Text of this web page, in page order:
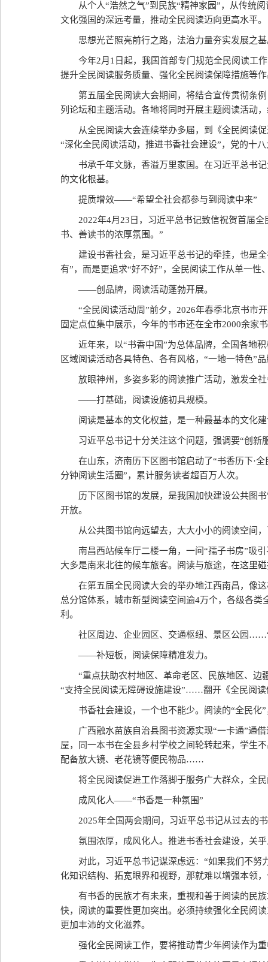
从个人“浩然之气”到民族“精神家园”，从传统
文化强国的深远考量，推动全民阅读迈向更高水平。
思想光芒照亮前行之路，法治力量夯实发展之
今年2月1日起，我国首部专门规范全民阅读工
提升全民阅读服务质量、强化全民阅读保障措施等
第五届全民阅读大会期间，将结合宣传贯彻条
列论坛和主题活动。各地将同时开展主题阅读活动
从全民阅读大会连续举办多届，到《全民阅读
“深化全民阅读活动，推进书香社会建设”，党的十
书承千年文脉，香溢万里家国。在习近平总书
的文化根基。
提质增效——“希望全社会都参与到阅读中来”
2022年4月23日，习近平总书记致信祝贺首届
书、善读书的浓厚氛围。”
建设书香社会，是习近平总书记的牵挂，也是
有”，而是更追求“好不好”，全民阅读工作从单一
——创品牌，阅读活动蓬勃开展。
“全民阅读活动周”前夕，2026年春季北京书市
固定点位集中展示，今年的书市还在全市2000余家
近年来，以“书香中国”为总体品牌，全国各地
区域阅读活动各具特色、各有风格，“一地一特色”
放眼神州，多姿多彩的阅读推广活动，激发全
——打基础，阅读设施初具规模。
阅读是基本的文化权益，是一种最基本的文化
习近平总书记十分关注这个问题，强调要“创
在山东，济南历下区图书馆启动了“书香历下·
分钟阅读生活圈”，累计服务读者超百万人次。
历下区图书馆的发展，是我国加快建设公共图
开放。
从公共图书馆向远望去，大大小小的阅读空间
南昌西站候车厅二楼一角，一间“孺子书房”吸
大多是南来北往的候车旅客。阅读与旅途，在这里
在第五届全民阅读大会的举办地江西南昌，像
总分馆体系，城市新型阅读空间逾4万个，各级各
利。
社区周边、企业园区、交通枢纽、景区公园
——补短板，阅读保障精准发力。
“重点扶助农村地区、革命老区、民族地区、边
“支持全民阅读无障碍设施建设”……翻开《全民阅
书香社会建设，一个也不能少。阅读的“全民化
广西融水苗族自治县图书资源实现“一卡通”通
屋，同一本书在全县乡村学校之间轮转起来，学生
配备放大镜、老花镜等便民物品……
将全民阅读促进工作落脚于服务广大群众，全
成风化人——“书香是一种氛围”
2025年全国两会期间，习近平总书记从过去的
氛围浓厚，成风化人。推进书香社会建设，关
对此，习近平总书记谋深虑远：“如果我们不
化知识结构、拓宽眼界和视野，那就难以增强本领
有书香的民族才有未来，重视和善于阅读的民
快，阅读的重要性更加突出。必须持续强化全民阅
更加丰沛的文化滋养。
强化全民阅读工作，要将推动青少年阅读作为